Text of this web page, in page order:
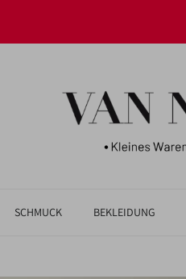
SCHMUCK BEKLEIDUNG